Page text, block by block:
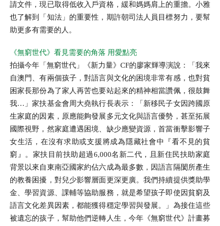
熱門關鍵字
無窮 兒童保護 認養
請文件，現已取得低收入戶資格，緩和媽媽肩上的重擔。小雅
也了解到「知法」的重要性，期許朝司法人員目標努力，要幫
助更多有需要的人。
《無窮世代》看見需要的角落 用愛點亮
拍攝今年「無窮世代」《新力量》CF的廖家輝導演說：「我來
自澳門、有兩個孩子，對語言與文化的困境非常有感，也對貧
困家長那份為了家人再苦也要站起來的精神相當讚佩，很鼓舞
我…」家扶基金會周大堯執行長表示：「新移民子女因跨國原
生家庭的因素，原應能夠發展多元文化與語言優勢，甚至拓展
國際視野，然家庭遭遇困境、缺少應變資源，首當衝擊影響子
女生活，在沒有求助或支援將成為隱藏社會中『看不見的貧
窮』。家扶目前扶助超過6,000名新二代，且新住民扶助家庭
背景以來自東南亞國家約佔六成為最多數，因語言隔閡所產生
的教養困擾，對兒少影響層面更深更廣。我們持續提供獎助學
金、學習資源、課輔等協助服務，就是希望孩子即使因貧窮及
語言文化差異因素，都能獲得穩定學習與發展。」為接住這些
被遺忘的孩子，幫助他們逆轉人生，今年《無窮世代》計畫募